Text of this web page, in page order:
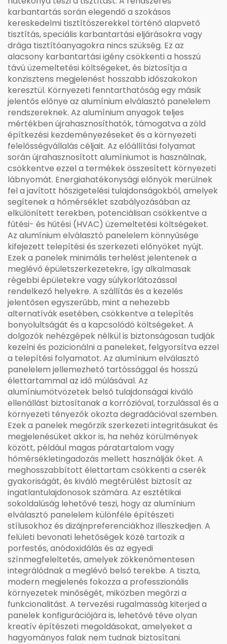
karbantartás során elegendő a szokásos
kereskedelmi tisztítószerekkel történő alapvető
tisztítás, speciális karbantartási eljárásokra vagy
drága tisztítóanyagokra nincs szükség. Ez az
alacsony karbantartási igény csökkenti a hosszú
távú üzemeltetési költségeket, és biztosítja a
konzisztens megjelenést hosszabb időszakokon
keresztül. Környezeti fenntarthatóság egy másik
jelentős előnye az alumínium elválasztó panelelem
rendszereknek. Az alumínium anyagok teljes
mértékben újrahasznosíthatók, támogatva a zöld
építkezési kezdeményezéseket és a környezeti
felelősségvállalás céljait. Az előállítási folyamat
során újrahasznosított alumíniumot is használnak,
csökkentve ezzel a termékek összesített környezeti
lábnyomát. Energiahatékonysági előnyök merülnek
fel a javított hőszigetelési tulajdonságokból, amelyek
segítenek a hőmérséklet szabályozásában az
elkülönített terekben, potenciálisan csökkentve a
fűtési- és hűtési (HVAC) üzemeltetési költségeket.
Az alumínium elválasztó panelelem könnyűsége
kifejezett telepítési és szerkezeti előnyöket nyújt.
Ezek a panelek minimális terhelést jelentenek a
meglévő épületszerkezetekre, így alkalmasak
régebbi épületekre vagy súlykorlátozással
rendelkező helyekre. A szállítás és a kezelés
jelentősen egyszerűbb, mint a nehezebb
alternatívák esetében, csökkentve a telepítés
bonyolultságát és a kapcsolódó költségeket. A
dolgozók nehézgépek nélkül is biztonságosan tudják
kezelni és pozicionálni a paneleket, felgyorsítva ezzel
a telepítési folyamatot. Az alumínium elválasztó
panelelem jellemezhető tartóssággal és hosszú
élettartammal az idő múlásával. Az
alumíniumötvözetek belső tulajdonságai kiváló
ellenállást biztosítanak a korrózióval, torzulással és a
környezeti tényezők okozta degradációval szemben.
Ezek a panelek megőrzik szerkezeti integritásukat és
megjelenésüket akkor is, ha nehéz körülmények
között, például magas páratartalom vagy
hőmérsékletingadozás mellett használják őket. A
meghosszabbított élettartam csökkenti a cserék
gyakoriságát, és kiváló megtérülést biztosít az
ingatlantulajdonosok számára. Az esztétikai
sokoldalúság lehetővé teszi, hogy az alumínium
elválasztó panelelem különféle építészeti
stílusokhoz és dizájnpreferenciákhoz illeszkedjen. A
felületi bevonati lehetőségek közé tartozik a
porfestés, anódoxidálás és az egyedi
színmegfeleltetés, amelyek zökkenőmentesen
integrálódnak a meglévő belső terekbe. A tiszta,
modern megjelenés fokozza a professzionális
környezetek minőségét, miközben megőrzi a
funkcionalitást. A tervezési rugalmasság kiterjed a
panelek konfigurációjára is, lehetővé téve olyan
kreatív építészeti megoldásokat, amelyeket a
hagyományos falak nem tudnak biztosítani.